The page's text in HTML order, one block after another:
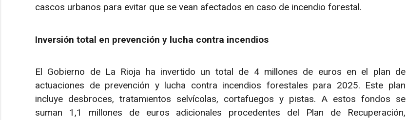
cascos urbanos para evitar que se vean afectados en caso de incendio forestal.
Inversión total en prevención y lucha contra incendios
El Gobierno de La Rioja ha invertido un total de 4 millones de euros en el plan de
actuaciones de prevención y lucha contra incendios forestales para 2025. Este plan
incluye desbroces, tratamientos selvícolas, cortafuegos y pistas. A estos fondos se
suman 1,1 millones de euros adicionales procedentes del Plan de Recuperación,